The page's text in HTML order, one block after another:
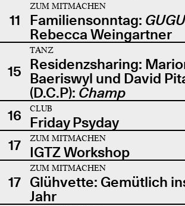
11
ZUM MITMACHEN
Familiensonntag:
Rebecca Weingartner
15
TANZ
Residenzsharing:
Baeriswyl und David
(D.C.P): Champ
16
CLUB
Friday Psyday
17
ZUM MITMACHEN
IGTZ Workshop
17
ZUM MITMACHEN
Glühvette: Gemütlich
Jahr